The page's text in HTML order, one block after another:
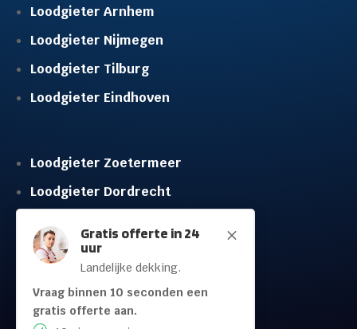
M
Gratis offerte in 24
uur
Landelijke dekking.
Vraag binnen 10 seconden een
gratis offerte aan.
Loodgieter Arnhem
Loodgieter Nijmegen
Loodgieter Tilburg
Loodgieter Eindhoven
Loodgieter Zoetermeer
Loodgieter Dordrecht
Loodgieter Schiedam
Loodgieter Leidschendam
Loodgieter Hilversum